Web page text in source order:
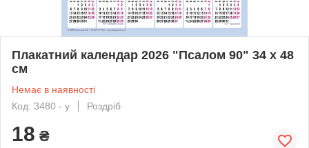
Плакатний календар 2026 "Псалом 90" 34 х 48
см
Немає в наявності
Код: 3480 - у
Роздріб
18 ₴